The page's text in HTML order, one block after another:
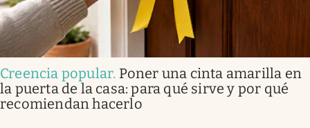
Creencia popular. Poner una cinta amarilla en
la puerta de la casa: para qué sirve y por qué
recomiendan hacerlo